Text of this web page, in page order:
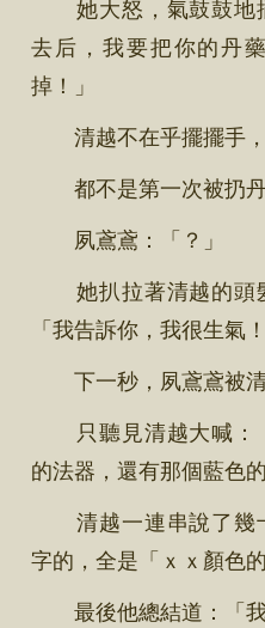
她大怒，氣鼓鼓地
去后，我要把你的丹
掉！」
清越不在乎擺擺手，
都不是第一次被扔丹
夙鳶鳶：「？」
她扒拉著清越的頭
「我告訴你，我很生氣！
下一秒，夙鳶鳶被清
只聽見清越大喊：
的法器，還有那個藍色
清越一連串說了幾
字的，全是「ｘｘ顏色
最後他總結道：「我